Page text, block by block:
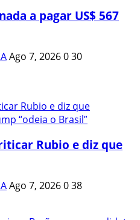
a pagar US$ 567
Ago 7, 2026030
Rubio e diz que
Ago 7, 2026038